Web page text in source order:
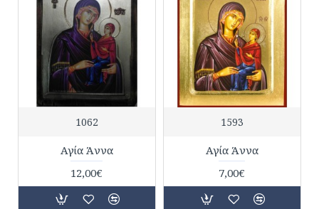
1062
Αγία Άννα
12,00€
1593
Αγία Άννα
7,00€